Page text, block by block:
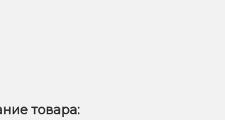
товара: